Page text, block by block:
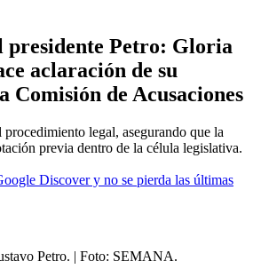
presidente Petro: Gloria
aclaración de su
Comisión de Acusaciones
legal, asegurando que la
previa dentro de la célula legislativa.
Discover y no se pierda las últimas
Petro. | Foto: SEMANA.